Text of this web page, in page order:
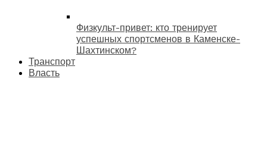
Физкульт-привет: кто тренирует
успешных спортсменов в Каменске-
Шахтинском?
Транспорт
Власть